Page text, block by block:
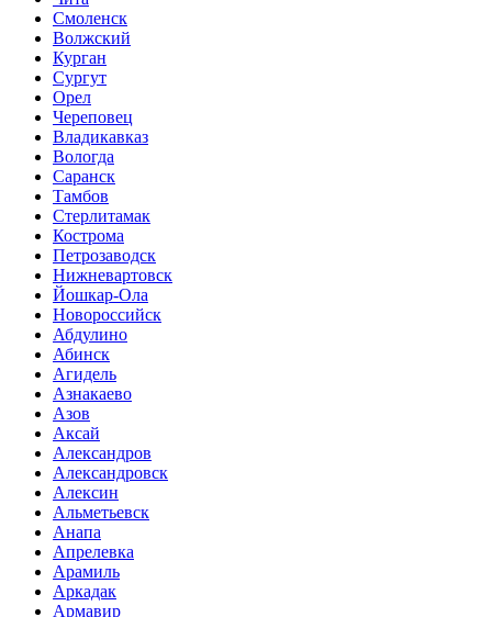
Смоленск
Волжский
Курган
Сургут
Орел
Череповец
Владикавказ
Вологда
Саранск
Тамбов
Стерлитамак
Кострома
Петрозаводск
Нижневартовск
Йошкар-Ола
Новороссийск
Абдулино
Абинск
Агидель
Азнакаево
Азов
Аксай
Александров
Александровск
Алексин
Альметьевск
Анапа
Апрелевка
Арамиль
Аркадак
Армавир